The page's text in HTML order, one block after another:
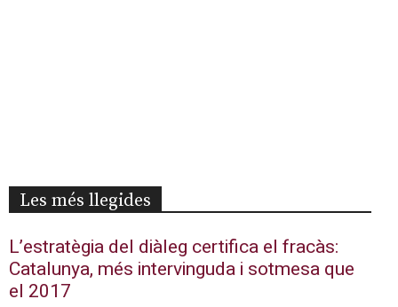
Les més llegides
L’estratègia del diàleg certifica el fracàs:
Catalunya, més intervinguda i sotmesa que
el 2017